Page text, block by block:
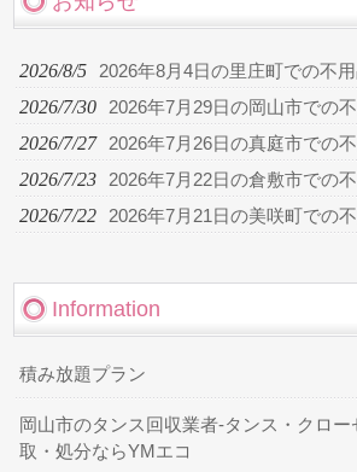
2026/8/5 2026年8月4日の里庄町での不
2026/7/30 2026年7月29日の岡山市での
2026/7/27 2026年7月26日の真庭市での
2026/7/23 2026年7月22日の倉敷市での
2026/7/22 2026年7月21日の美咲町での
Information
積み放題プラン
岡山市のタンス回収業者-タンス・クロ
取・処分ならYMエコ